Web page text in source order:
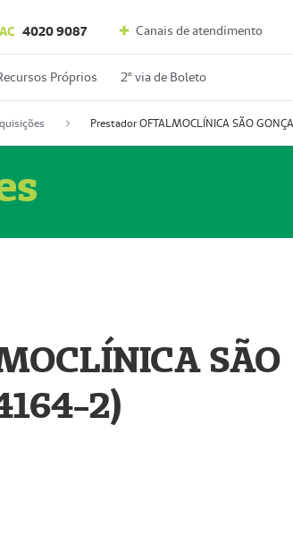
4020 9087 Canais de atendimento
Próprios 2º via de Boleto
SÃO
2)